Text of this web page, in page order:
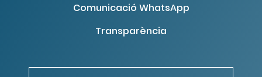
Comunicació WhatsApp
Transparència